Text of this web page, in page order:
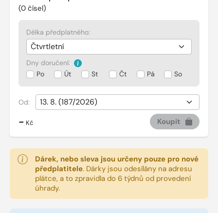
(0 čísel)
Délka předplatného:
Dny doručení:
Po
Út St Čt Pá So
Od:
- Kč Koupit
Dárek, nebo sleva jsou určeny pouze pro nové
předplatitele. Dárky jsou odesílány na adresu
plátce, a to zpravidla do 6 týdnů od provedení
úhrady.